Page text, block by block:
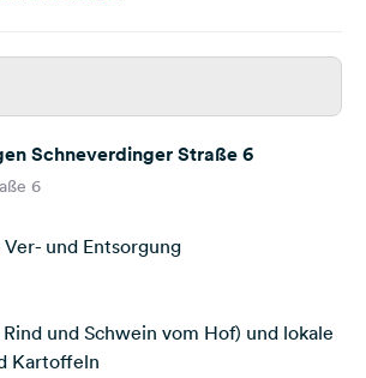
Schneverdinger Straße 6
6
und Entsorgung
und Schwein vom Hof) und lokale
Kartoffeln